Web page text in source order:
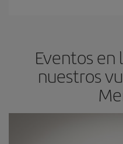
Eventos en
nuestros